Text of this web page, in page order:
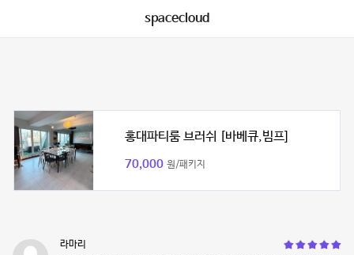
spacecloud
홍대파티룸 브러쉬 [바베큐,빔프]
70,000 원/패키지
라마리